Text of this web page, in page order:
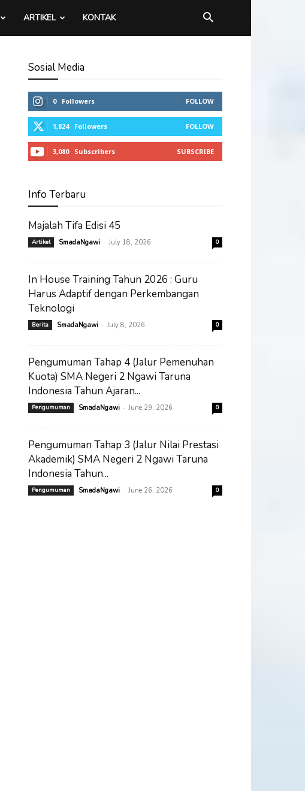
ARTIKEL KONTAK
Sosial Media
0 Followers FOLLOW
1,824 Followers FOLLOW
3,080 Subscribers SUBSCRIBE
Info Terbaru
Majalah Tifa Edisi 45
Artikel SmadaNgawi - July 18, 2026 0
In House Training Tahun 2026 : Guru
Harus Adaptif dengan Perkembangan
Teknologi
Berita SmadaNgawi - July 8, 2026 0
Pengumuman Tahap 4 (Jalur Pemenuhan
Kuota) SMA Negeri 2 Ngawi Taruna
Indonesia Tahun Ajaran...
Pengumuman SmadaNgawi - June 29, 2026 0
Pengumuman Tahap 3 (Jalur Nilai Prestasi
Akademik) SMA Negeri 2 Ngawi Taruna
Indonesia Tahun...
Pengumuman SmadaNgawi - June 26, 2026 0